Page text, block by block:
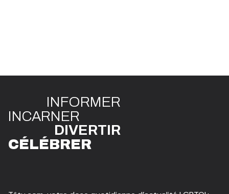
INFORMER
INCARNER
DIVERTIR
CÉLÉBRER